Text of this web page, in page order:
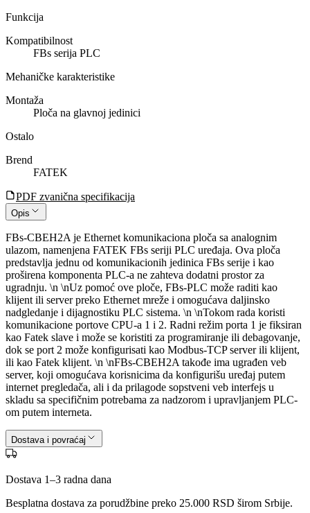
Funkcija
Kompatibilnost
FBs serija PLC
Mehaničke karakteristike
Montaža
Ploča na glavnoj jedinici
Ostalo
Brend
FATEK
PDF zvanična specifikacija
Opis
FBs-CBEH2A je Ethernet komunikaciona ploča sa analognim
ulazom, namenjena FATEK FBs seriji PLC uređaja. Ova ploča
predstavlja jednu od komunikacionih jedinica FBs serije i kao
proširena komponenta PLC-a ne zahteva dodatni prostor za
ugradnju. \n \nUz pomoć ove ploče, FBs-PLC može raditi kao
klijent ili server preko Ethernet mreže i omogućava daljinsko
nadgledanje i dijagnostiku PLC sistema. \n \nTokom rada koristi
komunikacione portove CPU-a 1 i 2. Radni režim porta 1 je fiksiran
kao Fatek slave i može se koristiti za programiranje ili debagovanje,
dok se port 2 može konfigurisati kao Modbus-TCP server ili klijent,
ili kao Fatek klijent. \n \nFBs-CBEH2A takođe ima ugrađen veb
server, koji omogućava korisnicima da konfigurišu uređaj putem
internet pregledača, ali i da prilagode sopstveni veb interfejs u
skladu sa specifičnim potrebama za nadzorom i upravljanjem PLC-
om putem interneta.
Dostava i povraćaj
Dostava 1–3 radna dana
Besplatna dostava za porudžbine preko 25.000 RSD širom Srbije.